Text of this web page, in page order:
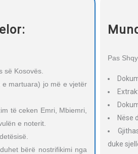
së Kosovës.
martuara) jo më e vjetër
të ceken Emri, Mbiemri,
e noterit.
bërë nostrifikimi nga
Pas
Nëse
duke